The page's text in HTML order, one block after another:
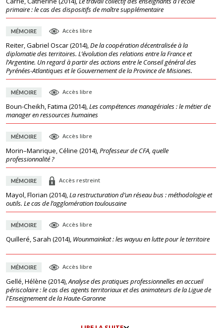
primaire : le cas des dispositifs de maître supplémentaire
MÉMOIRE Accès libre
Reiter, Gabriel Oscar(2014),De la coopération décentralisée à la
diplomatie des territoires. L’évolution des relations entre la France et
l’Argentine. Un regard à partir des actions entre le Conseil général des
Pyrénées-Atlantiques et le Gouvernement de la Province de Misiones.
MÉMOIRE Accès libre
Boun-Cheikh, Fatima (2014),Les compétences managériales : le métier de
manager en ressources humaines
MÉMOIRE Accès libre
Morin–Manrique, Céline (2014),Professeur de CFA, quelle
professionnalité ?
MÉMOIRE Accès restreint
Mayol, Florian (2014),La restructuration d’un réseau bus : méthodologie et
outils. Le cas de l’agglomération toulousaine
MÉMOIRE Accès libre
Quilleré, Sarah (2014), Wounmainkat : les wayuu en lutte pour le territoire
MÉMOIRE Accès libre
Gellé, Hélène (2014),Analyse des pratiques professionnelles en accueil
périscolaire : le cas des agents territoriaux et des animateurs de la Ligue de
l'Enseignement de la Haute-Garonne